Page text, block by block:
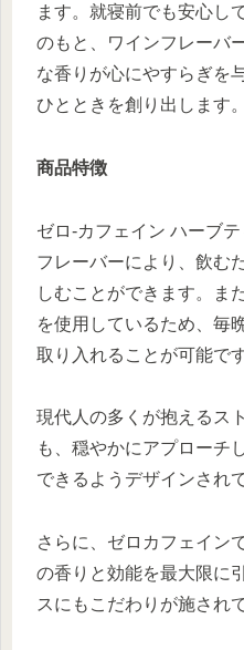
ます。就寝前でも安心し
のもと、ワインフレーバ
な香りが心にやすらぎを
ひとときを創り出します。
商品特徴
ゼロ-カフェイン ハーブ
フレーバーにより、飲む
しむことができます。ま
を使用しているため、毎
取り入れることが可能です
現代人の多くが抱えるス
も、穏やかにアプローチ
できるようデザインされ
さらに、ゼロカフェイン
の香りと効能を最大限に
スにもこだわりが施され